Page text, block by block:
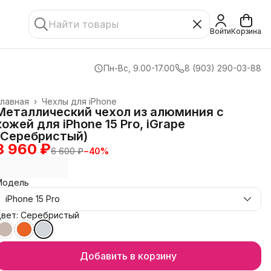
ВойтиКорзина
Пн-Вс, 9.00-17.00 8 (903) 290-03-88
Чехлы для iPhone
›
чехол из алюминия с
для iPhone 15 Pro, iGrape
960 ₽6 600 ₽−40%
iPhone 15 Pro
Серебристый
Добавить в корзину